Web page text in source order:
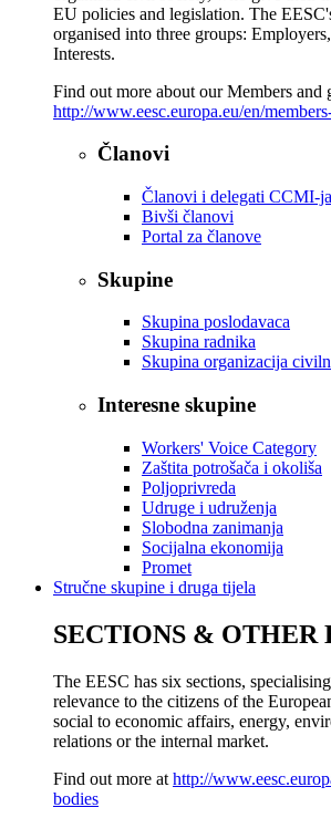
EU policies and legislation. The
organised into three groups:
Interests.
Find out more about our Members and
http://www.eesc.europa.eu/en/
Članovi
Članovi i delegati CCMI-ja
Bivši članovi
Portal za članove
Skupine
Skupina poslodavaca
Skupina radnika
Skupina organizacija
Interesne skupine
Workers' Voice Category
Zaštita potrošača i okoliša
Poljoprivreda
Udruge i udruženja
Slobodna zanimanja
Socijalna ekonomija
Promet
Stručne skupine i druga tijela
SECTIONS & OTHER
The EESC has six sections,
relevance to the citizens of the
social to economic affairs, energy,
relations or the internal market.
Find out more at http://
bodies